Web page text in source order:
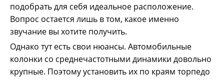
подобрать для себя идеальное расположение.
Вопрос остается лишь в том, какое именно
звучание вы хотите получить.
Однако тут есть свои нюансы. Автомобильные
колонки со среднечастотными динамики довольно
крупные. Поэтому установить их по краям торпедо